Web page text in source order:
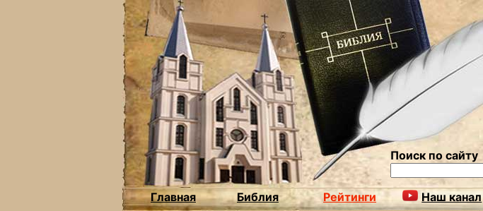
Поиск по сайту
Главная Библия Рейтинги Наш канал